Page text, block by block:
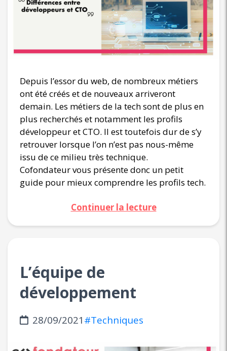
Depuis l’essor du web, de nombreux métiers
ont été créés et de nouveaux arriveront
demain. Les métiers de la tech sont de plus en
plus recherchés et notamment les profils
développeur et CTO. Il est toutefois dur de s’y
retrouver lorsque l’on n’est pas nous-même
issu de ce milieu très technique.
Cofondateur vous présente donc un petit
guide pour mieux comprendre les profils tech.
Continuer la lecture
L’équipe de
développement
28/09/2021#Techniques